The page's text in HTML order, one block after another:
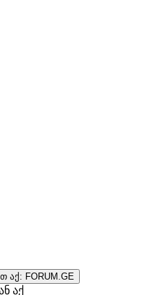
აქ: FORUM.GE
აქ